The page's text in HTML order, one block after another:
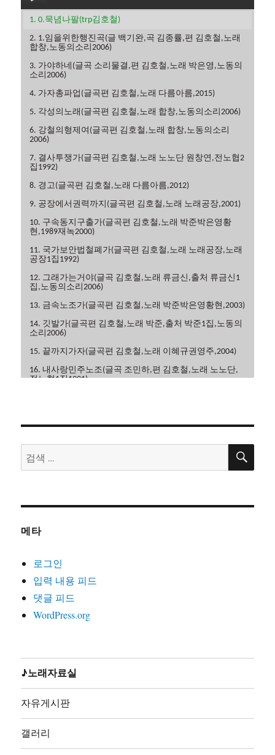
1. 0.묵념나팔(trp김호철)
2. 1.임을위한행진곡(글 백기완,곡 김종률,편 김호철,노래
합창,노동의소리2006)
3. 가야하네(글곡 소리물결,편 김호철,노래 박은영,노동의
소리2006)
4. 가자총파업(글곡편 김호철,노래 다름아름,2015)
5. 각성의노래(글곡편 김호철,노래 합창,노동의소리2006)
6. 강철의형제여(글곡편 김호철,노래 합창,노동의소리
2006)
7. 결사투쟁가(글곡편 김호철,노래 노노단 원창연,전노협2
집1992)
8. 경고(글곡편 김호철,노래 다름아름,2012)
9. 공장에서권력까지(글곡편 김호철,노래 노래공장,2001)
10. 구속동지구출가(글곡편 김호철,노래 박준박은영황
현,1989재녹2000)
11. 국가보안법철폐가(글곡편 김호철,노래 노래공장,노래
공장1집1992)
12. 그래가는거야(글곡 김호철,노래 류금신,출처 류금신1
집,노동의소리2006)
13. 금속노조가(글곡편 김호철,노래 박준박은영황현,2003)
14. 깃발가(글곡편 김호철,노래 박준,출처 박준1집,노동의
소리2006)
15. 끝까지가자(글곡편 김호철,노래 이혜규권영주,2004)
16. 내사랑민주노조(글곡 조민하,편 김호철,노래 노노단,
전노협1집1991)
의소리2006)
19. 노동악법철폐가(글곡편 김호철,노래 노노단,전노협2
집1992)
20. 노동의땅에(글곡편 김호철,노래 박은영,박은영1집
23. 노동자선언(글곡 김호철,노래 꽃다지,노가공1995)
호철,노래 지민주,2013)
27. 농민가(곡편 김호철,노래 합창,노동의소리2006)
31. 동지(글곡 박철환,편 김호철,노래 합창,노동의소리
2006)
32. 동지가있기에(글곡편 김호철,노래 박준,박준2집2003)
33. 동지의발자욱(글곡편 김호철,노래 노노단,전노협1집
검
색:
검
메타
로그인
입력 내용 피드
댓글 피드
WordPress.org
♪노래자료실
자유게시판
갤러리